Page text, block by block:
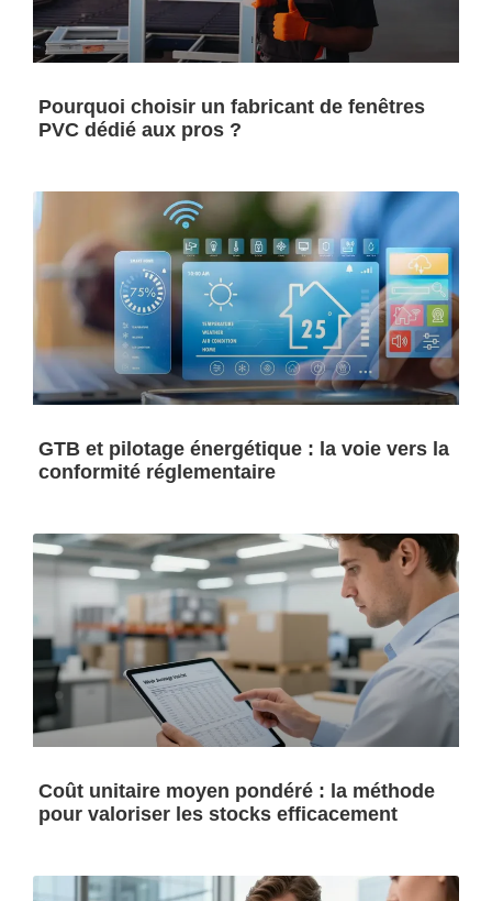
Pourquoi choisir un fabricant de fenêtres
PVC dédié aux pros ?
GTB et pilotage énergétique : la voie vers la
conformité réglementaire
Coût unitaire moyen pondéré : la méthode
pour valoriser les stocks efficacement